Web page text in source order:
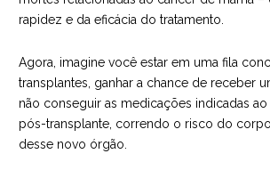
rapidez e da eficácia do tratamento.
Agora, imagine você estar em uma fila
transplantes, ganhar a chance de receber
não conseguir as medicações indicadas
pós-transplante, correndo o risco do
desse novo órgão.